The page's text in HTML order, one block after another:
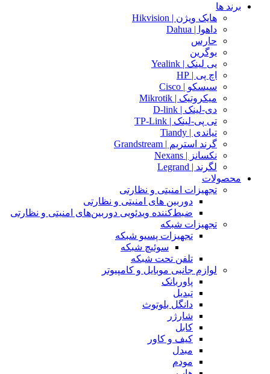
برند ها
هایک ویژن | Hikvision
داهوا | Dahua
حارس
یوگرین
یی لینک | Yealink
اچ پی | HP
سیسکو | Cisco
میکروتیک | Mikrotik
دی-لینک | D-link
تی پی-لینک | TP-Link
تیاندی | Tiandy
گرند استریم | Grandstream
نکسانز | Nexans
لگرند | Legrand
محصولات
تجهیزات امنیتی و نظارتی
دوربین های امنیتی و نظارتی
ضبط‌کننده ویدئویی دوربین‌های امنیتی و نظارتی
تجهیزات شبکه
تجهیزات پسیو شبکه
سوئیچ‌ شبکه
تلفن تحت شبکه
لوازم جانبی موبایل و کامپیوتر
پاوربانک
تبدیل
دانگل بلوتوث
شارژر
کابل
کیف و کاور
مبدل
مودم